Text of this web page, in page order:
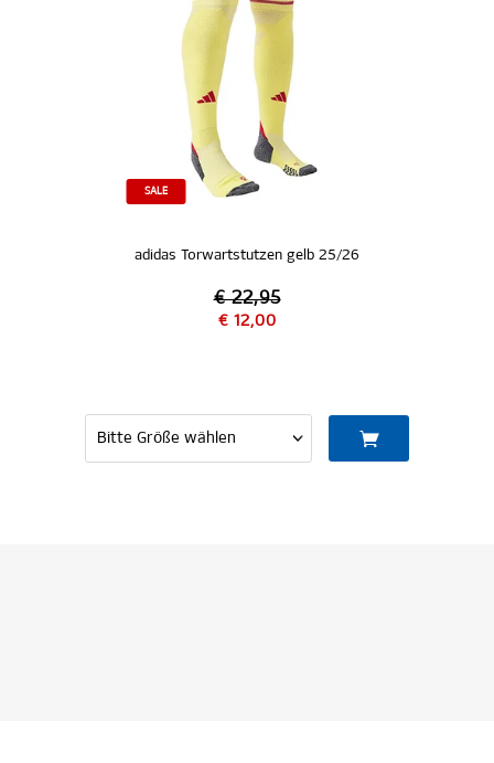
SALE
adidas Torwartstutzen gelb 25/26
€ 22,95
€ 12,00